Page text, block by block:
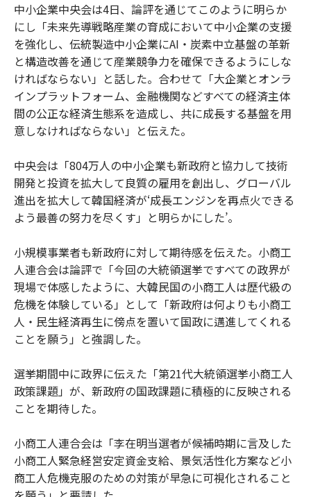
中小企業中央会は4日、論評を通じてこのように明らか
にし「未来先導戦略産業の育成において中小企業の支援
を強化し、伝統製造中小企業にAI・炭素中立基盤の革新
と構造改善を通じて産業競争力を確保できるようにしな
ければならない」と話した。合わせて「大企業とオンラ
インプラットフォーム、金融機関などすべての経済主体
間の公正な経済生態系を造成し、共に成長する基盤を用
意しなければならない」と伝えた。
中央会は「804万人の中小企業も新政府と協力して技術
開発と投資を拡大して良質の雇用を創出し、グローバル
進出を拡大して韓国経済が‘成長エンジンを再点火できる
よう最善の努力を尽くす」と明らかにした’。
小規模事業者も新政府に対して期待感を伝えた。小商工
人連合会は論評で「今回の大統領選挙ですべての政界が
現場で体感したように、大韓民国の小商工人は歴代級の
危機を体験している」として「新政府は何よりも小商工
人・民生経済再生に傍点を置いて国政に邁進してくれる
ことを願う」と強調した。
選挙期間中に政界に伝えた「第21代大統領選挙小商工人
政策課題」が、新政府の国政課題に積極的に反映される
ことを期待した。
小商工人連合会は「李在明当選者が候補時期に言及した
小商工人緊急経営安定資金支給、景気活性化方案など小
商工人危機克服のための対策が早急に可視化されること